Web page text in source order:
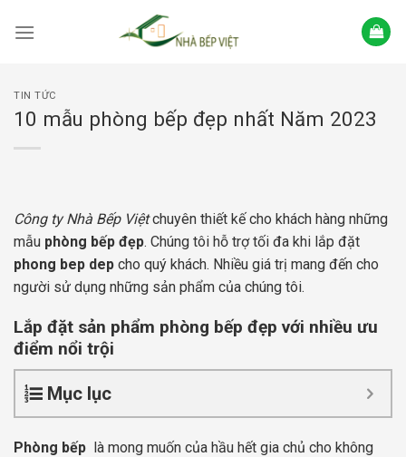
TIN TỨC
10 mẫu phòng bếp đẹp nhất Năm 2023
Công ty Nhà Bếp Việtchuyên thiết kế cho khách hàng những
mẫu phòng bếp đẹp. Chúng tôi hỗ trợ tối đa khi lắp đặt
phong bep dep cho quý khách. Nhiều giá trị mang đến cho
người sử dụng những sản phẩm của chúng tôi.
Lắp đặt sản phẩm phòng bếp đẹp với nhiều ưu
điểm nổi trội
Mục lục
Phòng bếp là mong muốn của hầu hết gia chủ cho không